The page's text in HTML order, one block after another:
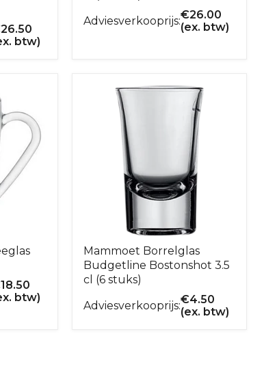
26.50
btw)
Adviesverkooprijs:€26.00
(ex. btw)
18.50
btw)
Mammoet Borrelglas
Budgetline Bostonshot 3.5
cl (6 stuks)
Adviesverkooprijs:€4.50
(ex. btw)